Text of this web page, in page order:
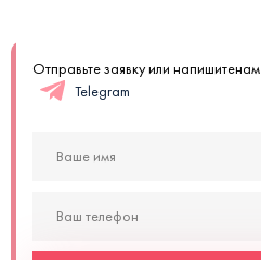
Отправьте заявку или напишитенам
Telegram